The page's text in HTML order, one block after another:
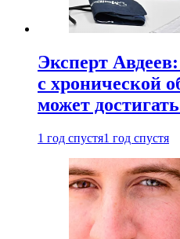
Эксперт
с хронической
может
1 год спустя1 год спустя